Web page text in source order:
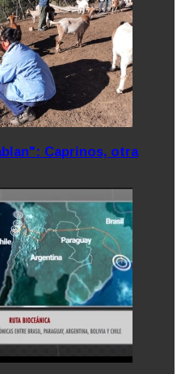
Caprinos, otra